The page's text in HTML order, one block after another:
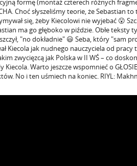
formę (montaż czterech różnych
Choć słyszeliśmy teorie, że Sebastian
się, żeby Kiecolowi nie wyjebać 😮
ma go głęboko w piździe. Obłe teksty
"no dokładnie" 😃 Seba, który "sam
Kiecola jak nudnego nauczyciela od
zwycięzcą jak Polska w II WŚ – co
Kiecola. Warto jeszcze wspomnieć o
No i ten uśmiech na koniec. RIYL: